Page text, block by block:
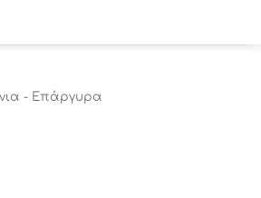
- Επάργυρα